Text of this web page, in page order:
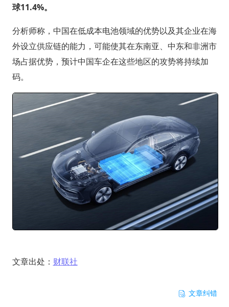
球11.4%。
分析师称，中国在低成本电池领域的优势以及其企业在海
外设立供应链的能力，可能使其在东南亚、中东和非洲市
场占据优势，预计中国车企在这些地区的攻势将持续加
码。
文章出处： 财联社
文章纠错